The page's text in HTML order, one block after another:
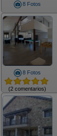
8 Fotos
8 Fotos
(2 comentarios)